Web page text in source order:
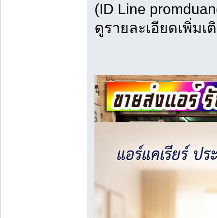
(ID Line
ดูรายละเอียดเพิ่ม